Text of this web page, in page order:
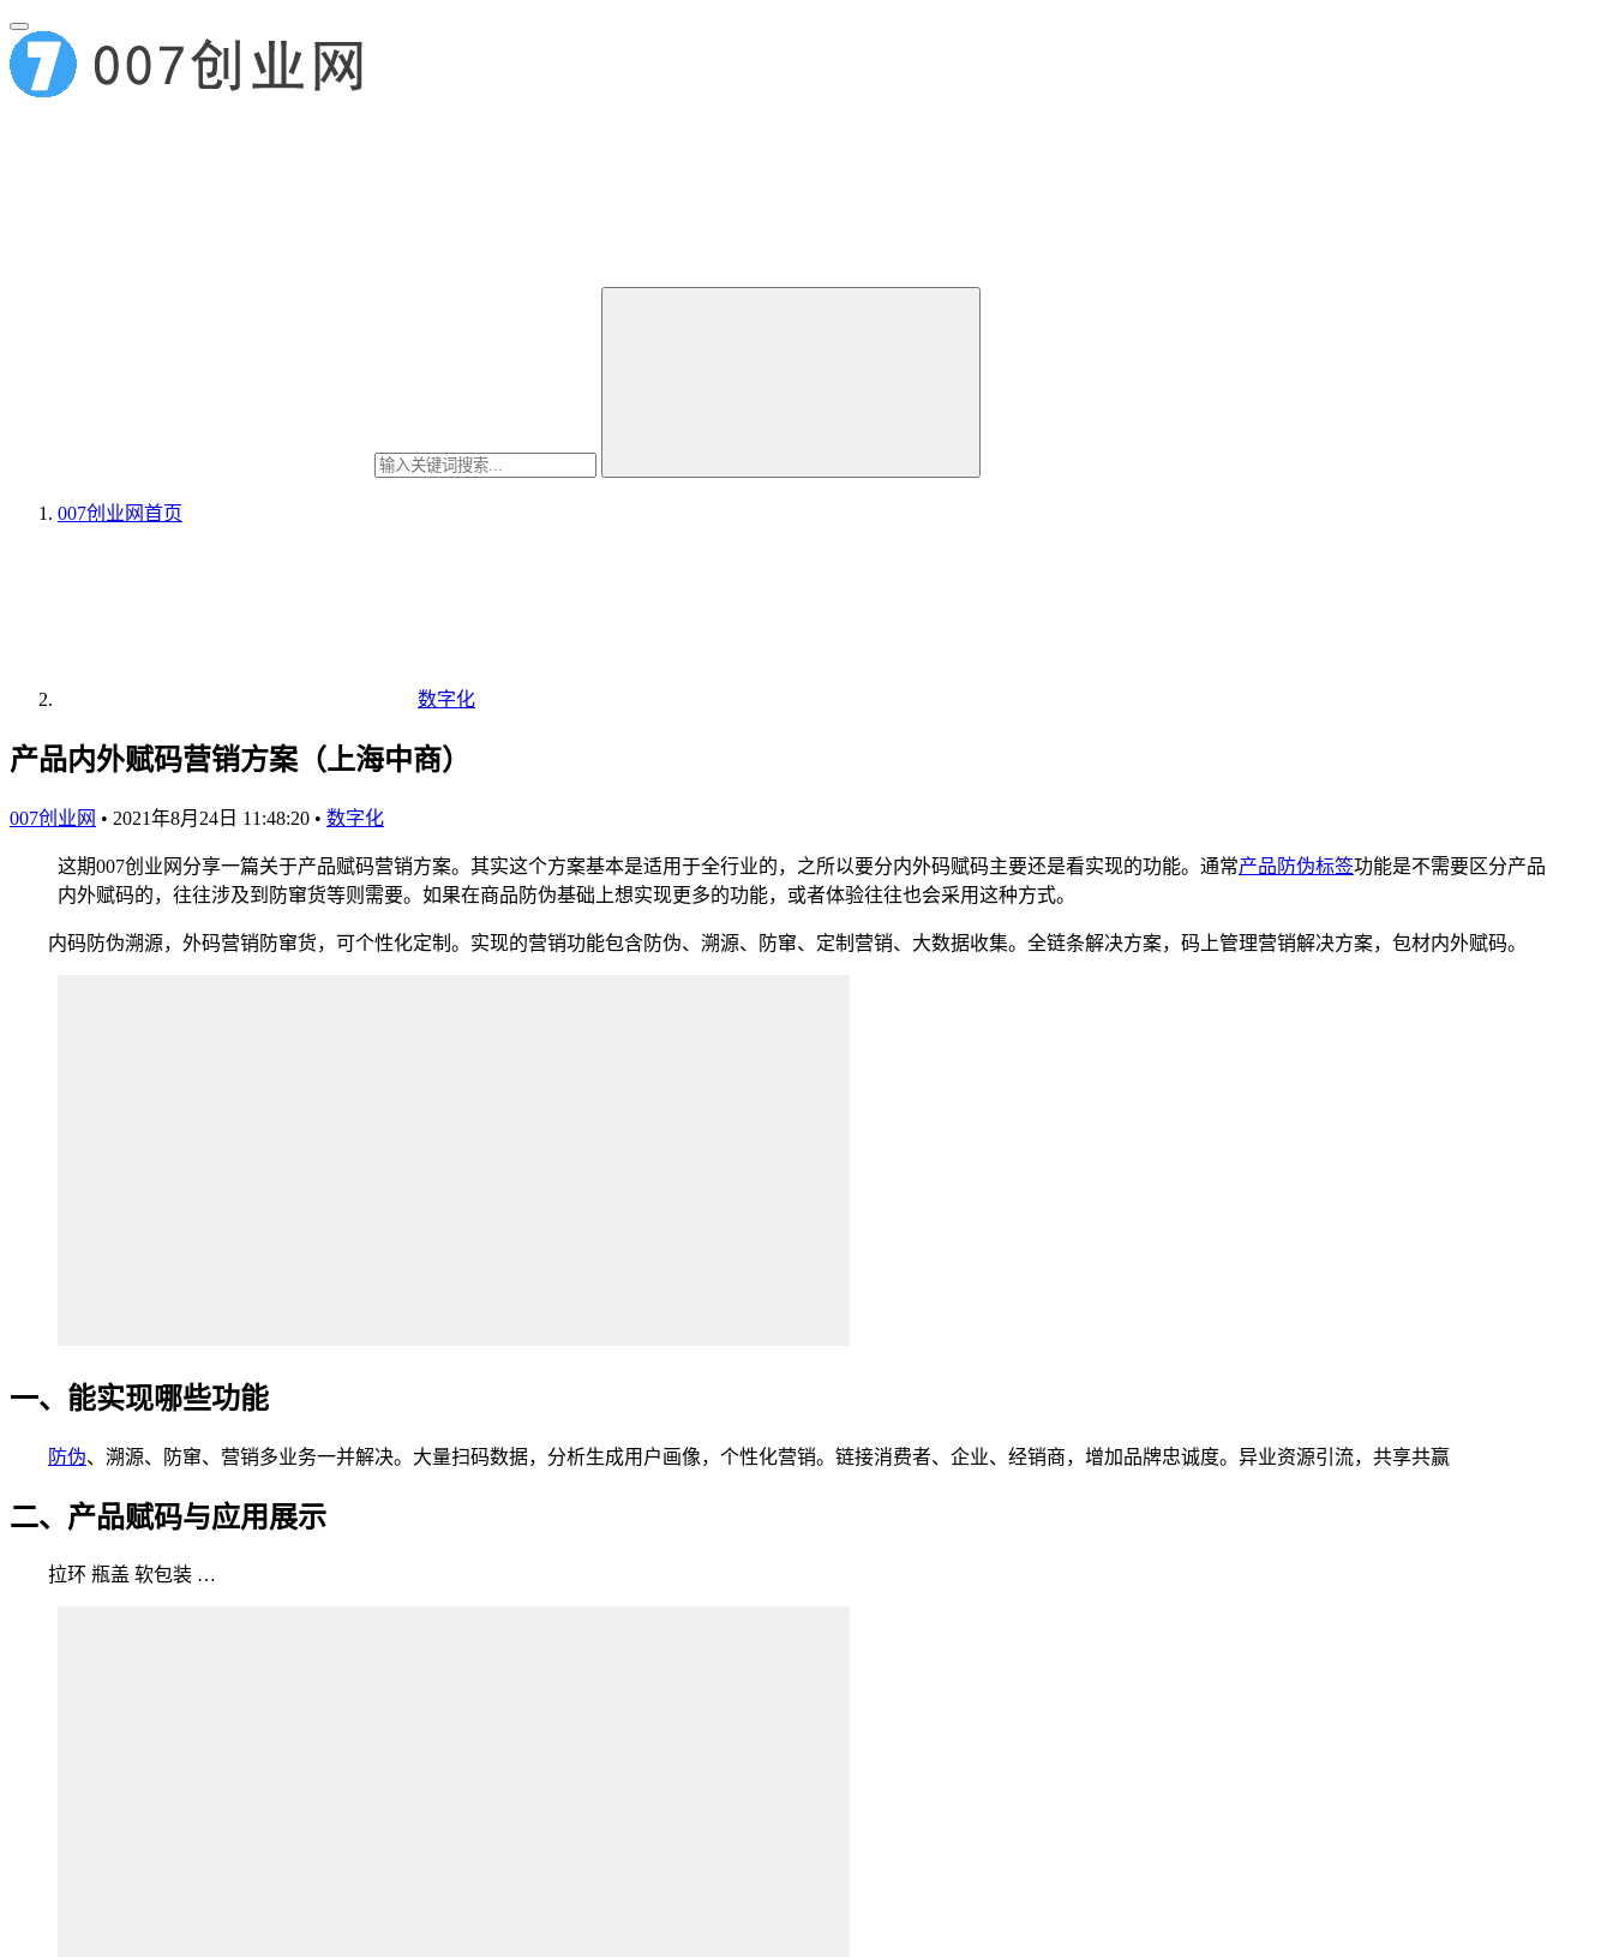
007创业网首页
数字化
产品内外赋码营销方案（上海中商）
007创业网 • 2021年8月24日 11:48:20 • 数字化
这期007创业网分享一篇关于产品赋码营销方案。其实这个方案基本是适用于全行业的，之所以要分内外码赋码主要还是看实现的功能。通常产品防伪标签功能是不需要区分产品
内外赋码的，往往涉及到防窜货等则需要。如果在商品防伪基础上想实现更多的功能，或者体验往往也会采用这种方式。
内码防伪溯源，外码营销防窜货，可个性化定制。实现的营销功能包含防伪、溯源、防窜、定制营销、大数据收集。全链条解决方案，码上管理营销解决方案，包材内外赋码。
一、能实现哪些功能
防伪、溯源、防窜、营销多业务一并解决。大量扫码数据，分析生成用户画像，个性化营销。链接消费者、企业、经销商，增加品牌忠诚度。异业资源引流，共享共赢
二、产品赋码与应用展示
拉环 瓶盖 软包装 …